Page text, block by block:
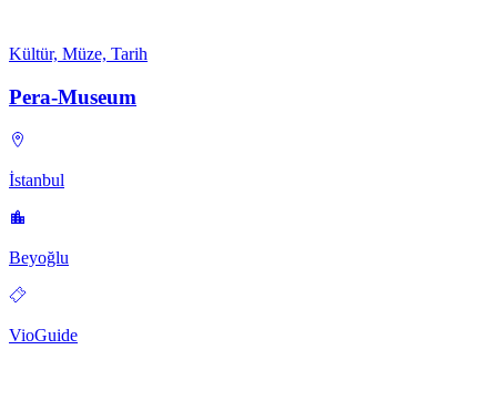
Kültür, Müze, Tarih
Pera-Museum
İstanbul
Beyoğlu
VioGuide